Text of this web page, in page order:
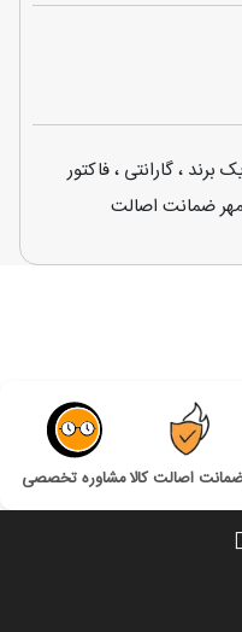
برند ، گارانتی ، فاکتور
ضمانت اصالت
اصالت کالامشاوره تخصصی